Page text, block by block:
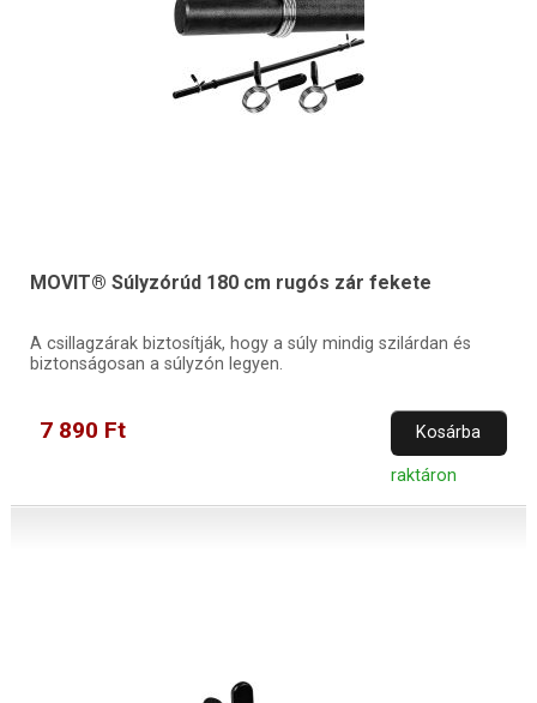
MOVIT® Súlyzórúd 180 cm rugós zár fekete
A csillagzárak biztosítják, hogy a súly mindig szilárdan és
biztonságosan a súlyzón legyen.
7 890 Ft Kosárba
raktáron